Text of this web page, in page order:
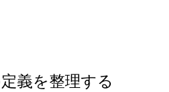
義を整理する